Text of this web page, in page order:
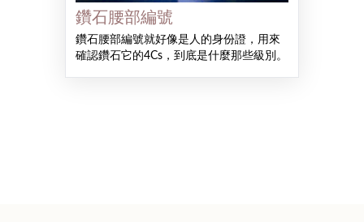
鑽石腰部編號
鑽石腰部編號就好像是人的身份證，用來
確認鑽石它的4Cs，到底是什麼那些級別。